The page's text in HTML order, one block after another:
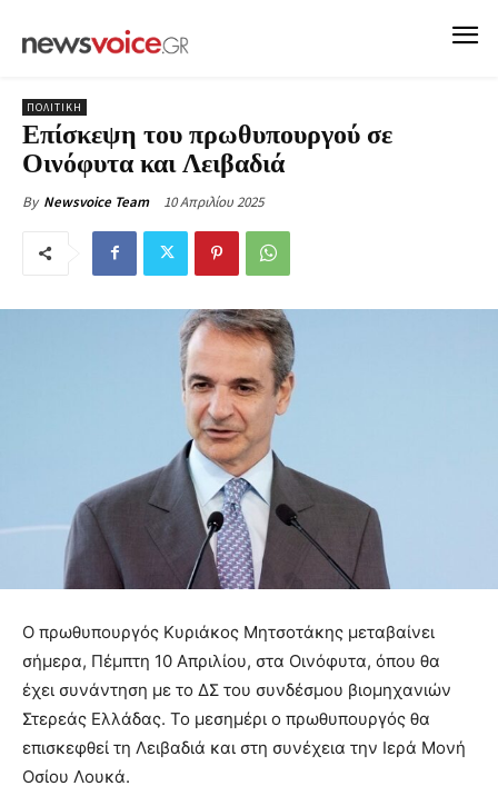
ΠΟΛΙΤΙΚΗ
Επίσκεψη του πρωθυπουργού σε
Οινόφυτα και Λειβαδιά
By Newsvoice Team 10 Απριλίου 2025
Ο πρωθυπουργός Κυριάκος Μητσοτάκης μεταβαίνει
σήμερα, Πέμπτη 10 Απριλίου, στα Οινόφυτα, όπου θα
έχει συνάντηση με το ΔΣ του συνδέσμου βιομηχανιών
Στερεάς Ελλάδας. Το μεσημέρι ο πρωθυπουργός θα
επισκεφθεί τη Λειβαδιά και στη συνέχεια την Ιερά Μονή
Οσίου Λουκά.